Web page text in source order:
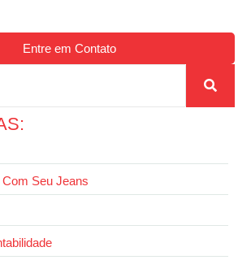
Entre em Contato
Seu Jeans